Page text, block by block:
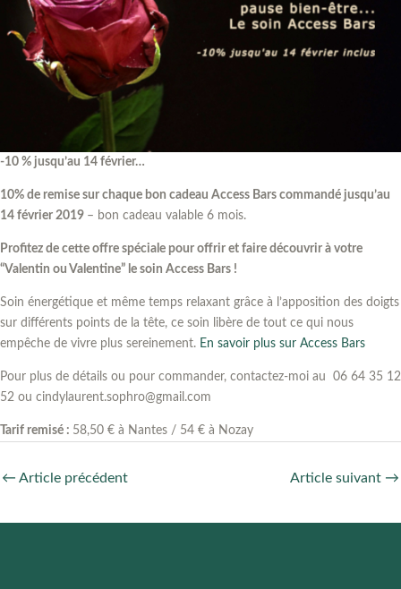
-10 % jusqu’au 14 février…
10% de remise sur chaque bon cadeau Access Bars commandé jusqu’au
14 février 2019 – bon cadeau valable 6 mois.
Profitez de cette offre spéciale pour offrir et faire découvrir à votre
“Valentin ou Valentine” le soin Access Bars !
Soin énergétique et même temps relaxant grâce à l’apposition des doigts
sur différents points de la tête, ce soin libère de tout ce qui nous
empêche de vivre plus sereinement. En savoir plus sur Access Bars
Pour plus de détails ou pour commander, contactez-moi au 06 64 35 12
52 ou cindylaurent.sophro@gmail.com
Tarif remisé : 58,50 € à Nantes / 54 € à Nozay
← Article précédent Article suivant →